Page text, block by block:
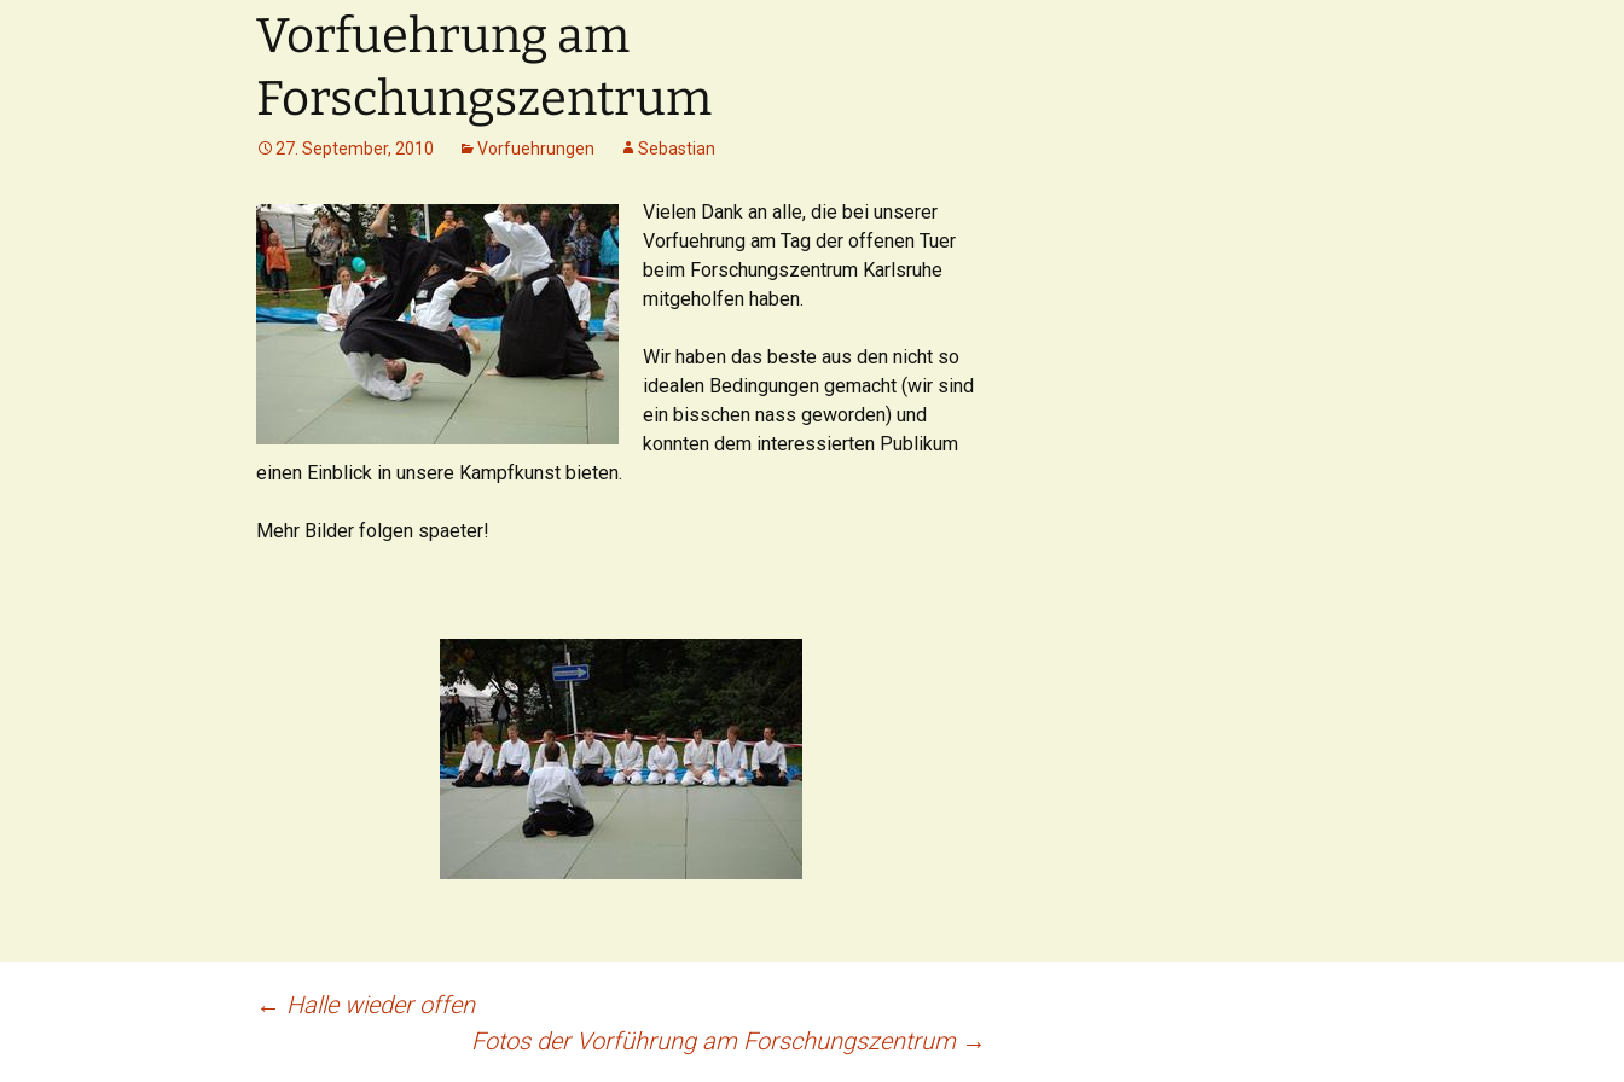
Sammelbestellungen
FAQ
Vorfuehrung am
Forschungszentrum
27. September, 2010 Vorfuehrungen Sebastian
Vielen Dank an alle, die bei unserer
Vorfuehrung am Tag der offenen Tuer
beim Forschungszentrum Karlsruhe
mitgeholfen haben.
Wir haben das beste aus den nicht so
idealen Bedingungen gemacht (wir sind
ein bisschen nass geworden) und
konnten dem interessierten Publikum
einen Einblick in unsere Kampfkunst bieten.
Mehr Bilder folgen spaeter!
← Halle wieder offen
Fotos der Vorführung am Forschungszentrum →